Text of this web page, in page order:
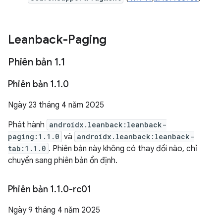
Leanback-Paging
Phiên bản 1.1
Phiên bản 1.1.0
Ngày 23 tháng 4 năm 2025
Phát hành androidx.leanback:leanback-
paging:1.1.0 và androidx.leanback:leanback-
tab:1.1.0 . Phiên bản này không có thay đổi nào, chỉ
chuyển sang phiên bản ổn định.
Phiên bản 1.1.0-rc01
Ngày 9 tháng 4 năm 2025